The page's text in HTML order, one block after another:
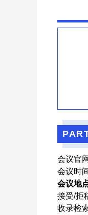
会议官
会议时
会议地
接受/拒
收录检